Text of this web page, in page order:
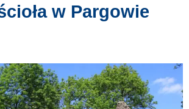
w Pargowie